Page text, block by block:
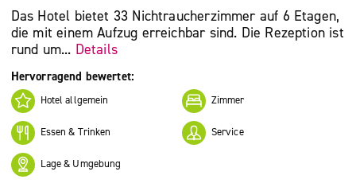
Das Hotel bietet 33 Nichtraucherzimmer auf 6 Etagen,
die mit einem Aufzug erreichbar sind. Die Rezeption ist
rund um... Details
Hervorragend bewertet:
Hotel allgemein Zimmer
Essen & Trinken Service
Lage & Umgebung